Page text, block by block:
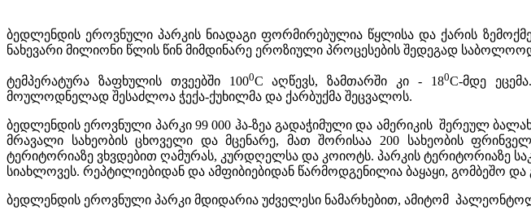
ბედლენდის ეროვნული პარკის ნიადაგი ფორმირებულია წყლისა და ქარის
ნახევარი მილიონი წლის წინ მიმდინარე ეროზიული პროცესების შედეგად საბოლოოდ
ტემპერატურა ზაფხულის თვეებში 1000C აღწევს, ზამთარში კი - 180C-მდე
მოულოდნელად შესაძლოა ჭექა-ქუხილმა და ქარბუქმა შეცვალოს.
ბედლენდის ეროვნული პარკი 99 000 ჰა-ზეა გადაჭიმული და ამერიკის შერეულ
მრავალი სახეობის ცხოველი და მცენარე, მათ შორისაა 200 სახეობის
ტერიტორიაზე ვხვდებით ღამურას, კურდღელსა და კოიოტს. პარკის ტერიტორიაზე
სიახლოვეს. რეპტილიებიდან და ამფიბიებიდან წარმოდგენილია ბაყაყი, გომბეშო და
ბედლენდის ეროვნული პარკი მდიდარია უძველესი ნამარხებით, ამიტომ